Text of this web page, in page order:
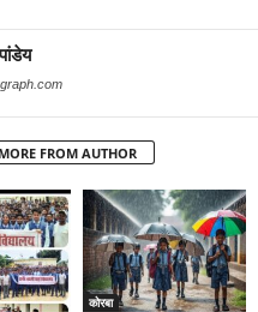
MORE FROM AUTHOR
कोरबा